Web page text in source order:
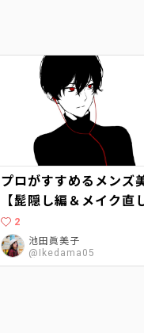
プロがすすめるメンズ
【髭隠し編＆メイク直
仕方も】
2
池田眞美子
@Ikedama05